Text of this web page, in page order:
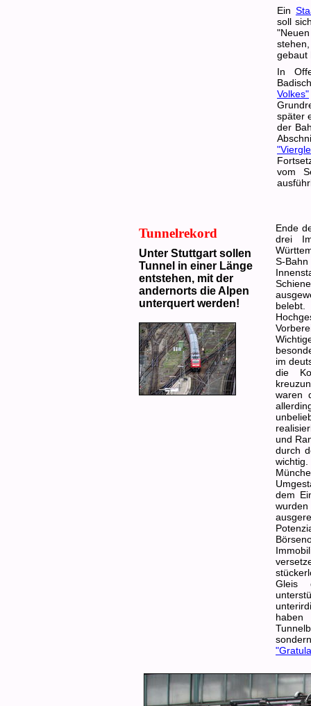
Ein
soll
gebaut
In
Volkes"
später
der
vom
Tunnelrekord
Unter Stuttgart sollen
Tunnel in einer Länge
entstehen, mit der
andernorts die Alpen
unterquert werden!
Ende
drei
S-
im
die
waren
und
durch
dem
Gleis
haben